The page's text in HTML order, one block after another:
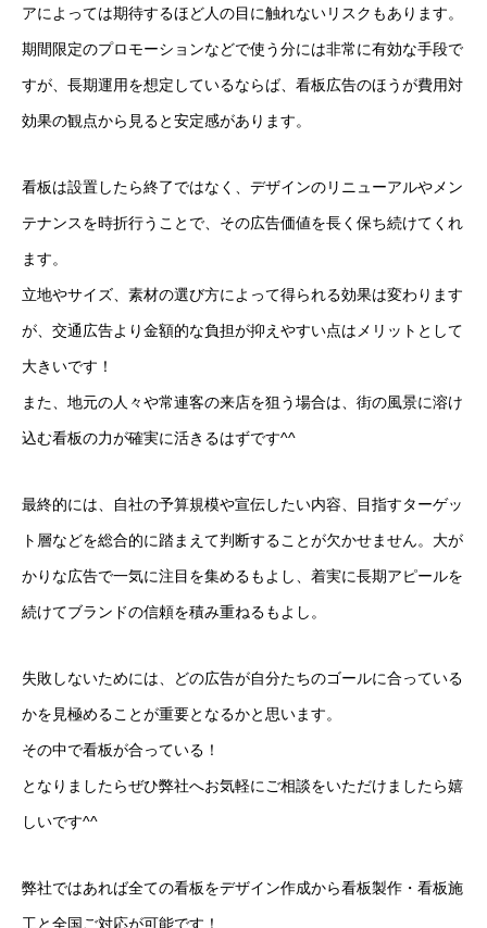
アによっては期待するほど人の目に触れないリスクもあります。
期間限定のプロモーションなどで使う分には非常に有効な手段で
すが、長期運用を想定しているならば、看板広告のほうが費用対
効果の観点から見ると安定感があります。
看板は設置したら終了ではなく、デザインのリニューアルやメン
テナンスを時折行うことで、その広告価値を長く保ち続けてくれ
ます。
立地やサイズ、素材の選び方によって得られる効果は変わります
が、交通広告より金額的な負担が抑えやすい点はメリットとして
大きいです！
また、地元の人々や常連客の来店を狙う場合は、街の風景に溶け
込む看板の力が確実に活きるはずです^^
最終的には、自社の予算規模や宣伝したい内容、目指すターゲッ
ト層などを総合的に踏まえて判断することが欠かせません。大が
かりな広告で一気に注目を集めるもよし、着実に長期アピールを
続けてブランドの信頼を積み重ねるもよし。
失敗しないためには、どの広告が自分たちのゴールに合っている
かを見極めることが重要となるかと思います。
その中で看板が合っている！
となりましたらぜひ弊社へお気軽にご相談をいただけましたら嬉
しいです^^
弊社ではあれば全ての看板をデザイン作成から看板製作・看板施
工と全国ご対応が可能です！